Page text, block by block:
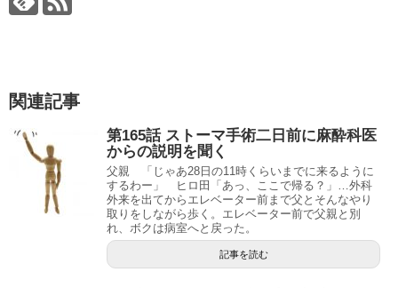
関連記事
第165話 ストーマ手術二日前に麻酔科医
からの説明を聞く
父親 「じゃあ28日の11時くらいまでに来るように
するわー」 ヒロ田「あっ、ここで帰る？」…外科
外来を出てからエレベーター前まで父とそんなやり
取りをしながら歩く。エレベーター前で父親と別
れ、ボクは病室へと戻った。
記事を読む